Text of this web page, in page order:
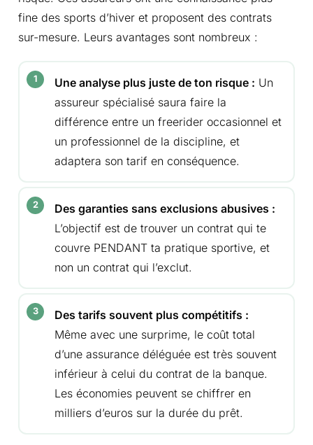
fine des sports d’hiver et proposent des contrats
sur-mesure. Leurs avantages sont nombreux :
Une analyse plus juste de ton risque : Un
assureur spécialisé saura faire la
différence entre un freerider occasionnel et
un professionnel de la discipline, et
adaptera son tarif en conséquence.
Des garanties sans exclusions abusives :
L’objectif est de trouver un contrat qui te
couvre PENDANT ta pratique sportive, et
non un contrat qui l’exclut.
Des tarifs souvent plus compétitifs :
Même avec une surprime, le coût total
d’une assurance déléguée est très souvent
inférieur à celui du contrat de la banque.
Les économies peuvent se chiffrer en
milliers d’euros sur la durée du prêt.